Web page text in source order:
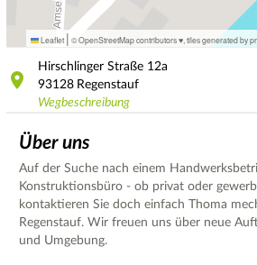
Leaflet | © OpenStreetMap contributors ♥, tiles generated by
Hirschlinger Straße 12a
93128 Regenstauf
Wegbeschreibung
Über uns
Auf der Suche nach einem
Konstruktionsbüro - ob privat oder
kontaktieren Sie doch einfach Thoma
Regenstauf. Wir freuen uns über neue
und Umgebung.